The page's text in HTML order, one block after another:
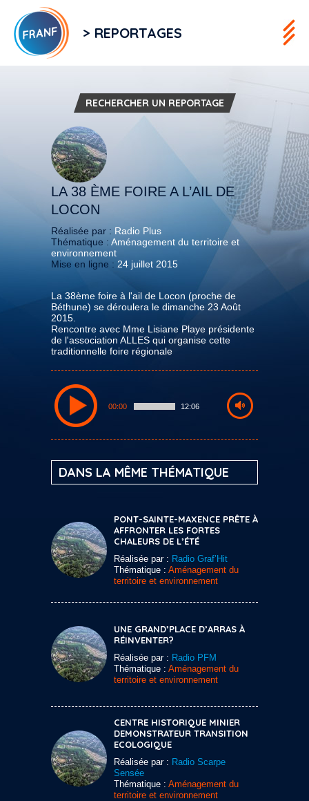
> REPORTAGES
RECHERCHER UN REPORTAGE
LA 38 ÈME FOIRE A L’AIL DE
LOCON
Réalisée par : Radio Plus
Thématique : Aménagement du territoire et
environnement
Mise en ligne : 24 juillet 2015
La 38ème foire à l'ail de Locon (proche de
Béthune) se déroulera le dimanche 23 Août
2015.
Rencontre avec Mme Lisiane Playe présidente
de l'association ALLES qui organise cette
traditionnelle foire régionale
00:00 12:06
DANS LA MÊME THÉMATIQUE
PONT-SAINTE-MAXENCE PRÊTE À
AFFRONTER LES FORTES
CHALEURS DE L’ÉTÉ
Réalisée par : Radio Graf’Hit
Thématique : Aménagement du
territoire et environnement
UNE GRAND’PLACE D’ARRAS À
RÉINVENTER?
Réalisée par : Radio PFM
Thématique : Aménagement du
territoire et environnement
CENTRE HISTORIQUE MINIER
DEMONSTRATEUR TRANSITION
ECOLOGIQUE
Réalisée par : Radio Scarpe
Sensée
Thématique : Aménagement du
territoire et environnement